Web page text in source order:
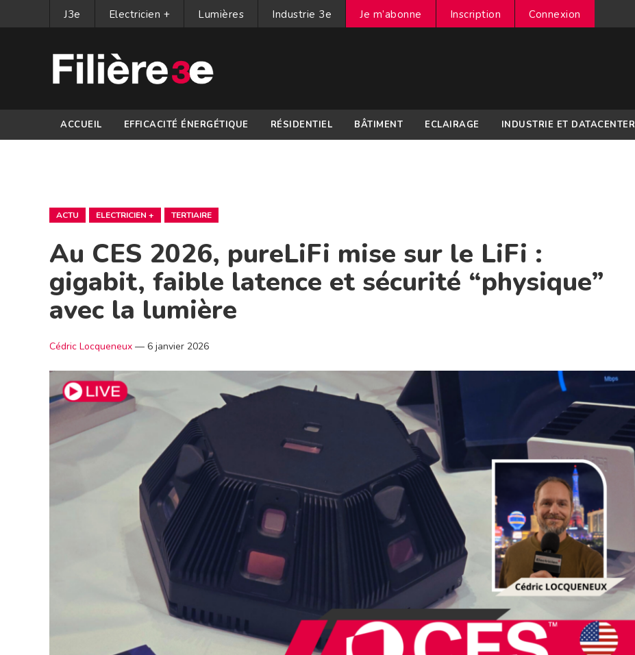
J3e Electricien + Lumières Industrie 3e Je m’abonne Inscription Connexion
ACCUEIL EFFICACITÉ ÉNERGÉTIQUE RÉSIDENTIEL BÂTIMENT ECLAIRAGE INDUSTRIE ET DATACENTER
ACTU ELECTRICIEN + TERTIAIRE
Au CES 2026, pureLiFi mise sur le LiFi :
gigabit, faible latence et sécurité “physique”
avec la lumière
Cédric Locqueneux — 6 janvier 2026